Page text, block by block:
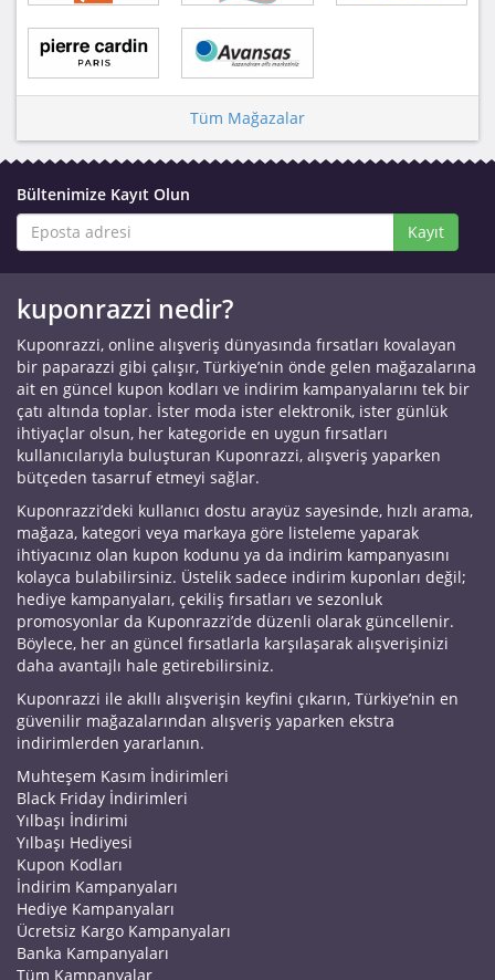
Tüm Mağazalar
Bültenimize Kayıt Olun
Kayıt
kuponrazzi nedir?
Kuponrazzi, online alışveriş dünyasında fırsatları kovalayan
bir paparazzi gibi çalışır, Türkiye’nin önde gelen mağazalarına
ait en güncel kupon kodları ve indirim kampanyalarını tek bir
çatı altında toplar. İster moda ister elektronik, ister günlük
ihtiyaçlar olsun, her kategoride en uygun fırsatları
kullanıcılarıyla buluşturan Kuponrazzi, alışveriş yaparken
bütçeden tasarruf etmeyi sağlar.
Kuponrazzi’deki kullanıcı dostu arayüz sayesinde, hızlı arama,
mağaza, kategori veya markaya göre listeleme yaparak
ihtiyacınız olan kupon kodunu ya da indirim kampanyasını
kolayca bulabilirsiniz. Üstelik sadece indirim kuponları değil;
hediye kampanyaları, çekiliş fırsatları ve sezonluk
promosyonlar da Kuponrazzi’de düzenli olarak güncellenir.
Böylece, her an güncel fırsatlarla karşılaşarak alışverişinizi
daha avantajlı hale getirebilirsiniz.
Kuponrazzi ile akıllı alışverişin keyfini çıkarın, Türkiye’nin en
güvenilir mağazalarından alışveriş yaparken ekstra
indirimlerden yararlanın.
Muhteşem Kasım İndirimleri
Black Friday İndirimleri
Yılbaşı İndirimi
Yılbaşı Hediyesi
Kupon Kodları
İndirim Kampanyaları
Hediye Kampanyaları
Ücretsiz Kargo Kampanyaları
Banka Kampanyaları
Tüm Kampanyalar